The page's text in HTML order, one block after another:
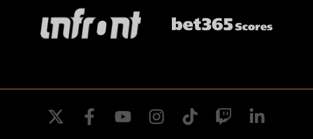
twitter facebookyoutube instagramtiktok twitch